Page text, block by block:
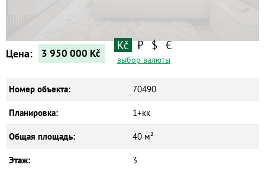
Цена: 3 950 000 Kč
Kč ₽ $ €
выбор валюты
Номер объекта: 70490
Планировка: 1+кк
Общая площадь: 40 м²
Этаж: 3